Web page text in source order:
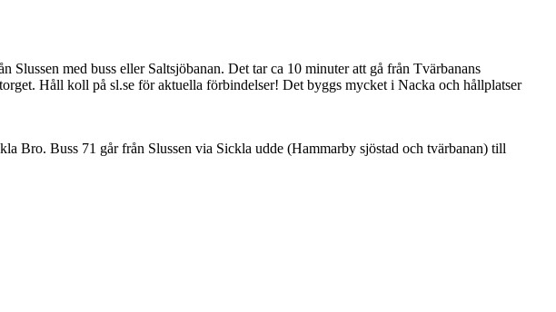
med buss eller Saltsjöbanan. Det tar ca 10 minuter att gå från Tvärbanans
Håll koll på sl.se för aktuella förbindelser! Det byggs mycket i Nacka och hållplatser
Bro. Buss 71 går från Slussen via Sickla udde (Hammarby sjöstad och tvärbanan) till